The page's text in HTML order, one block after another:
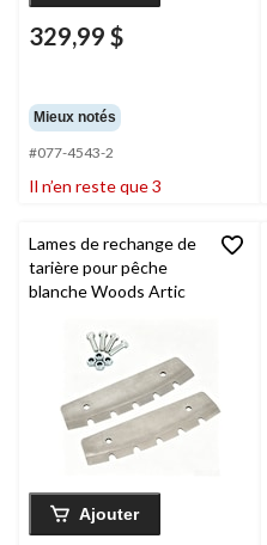
329,99 $
Mieux notés
#077-4543-2
Il n’en reste que 3
Lames de rechange de
tarière pour pêche
blanche Woods Artic
Ajouter